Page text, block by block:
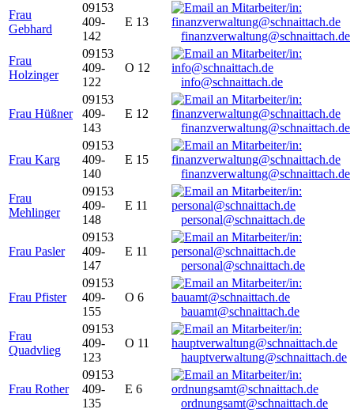
Frau
Gebhard
09153
409-
142
E 13
finanzverwaltung@schnaittach.de
Frau
Holzinger
09153
409-
122
O 12
info@schnaittach.de
Frau Hüßner
09153
409-
143
E 12
finanzverwaltung@schnaittach.de
Frau Karg
09153
409-
140
E 15
finanzverwaltung@schnaittach.de
Frau
Mehlinger
09153
409-
148
E 11
personal@schnaittach.de
Frau Pasler
09153
409-
147
E 11
personal@schnaittach.de
Frau Pfister
09153
409-
155
O 6
bauamt@schnaittach.de
Frau
Quadvlieg
09153
409-
123
O 11
hauptverwaltung@schnaittach.de
Frau Rother
09153
409-
135
E 6
ordnungsamt@schnaittach.de